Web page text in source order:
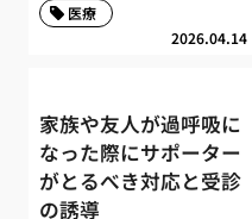
2026.04.14
医療
家族や友人が過呼吸に
なった際にサポーター
がとるべき対応と受診
の誘導